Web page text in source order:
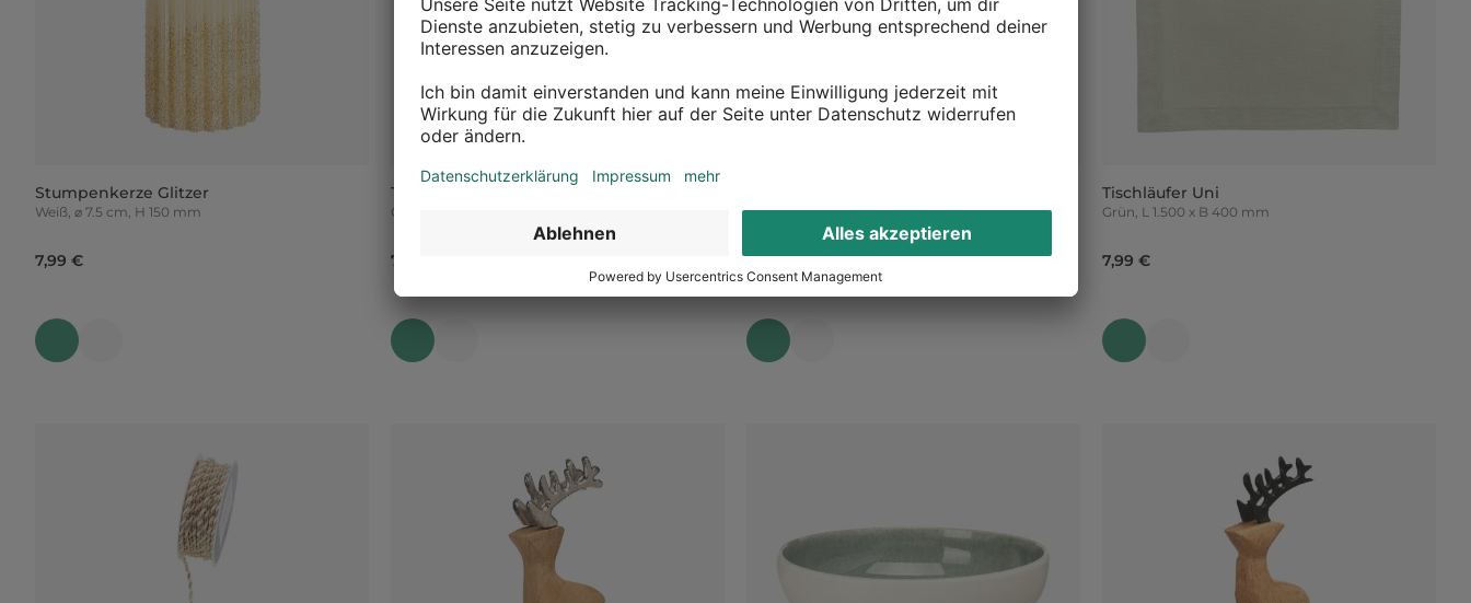
Stumpenkerze Glitzer
Weiß, ⌀ 7.5 cm, H 150 mm
7,99 €
Tischläufer
7,99 €
Silber, B 100 x H 205 x T 35 mm
9,99 €
Tischläufer Uni
Grün, L 1.500 x B 400 mm
7,99 €